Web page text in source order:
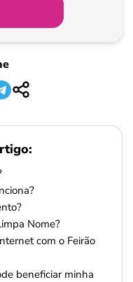
Nome?
com o Feirão
beneficiar minha